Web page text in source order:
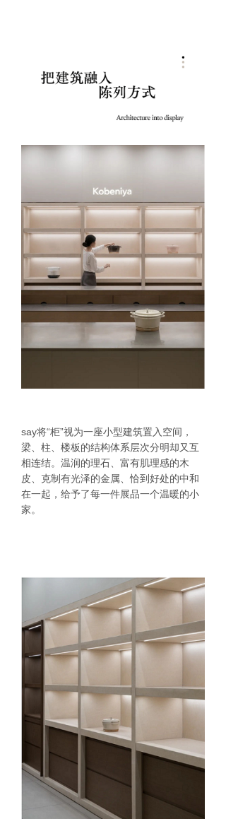
say将“柜”视为一座小型建筑置入空间，
梁、柱、楼板的结构体系层次分明却又互
相连结。温润的理石、富有肌理感的木
皮、克制有光泽的金属、恰到好处的中和
在一起，给予了每一件展品一个温暖的小
家。